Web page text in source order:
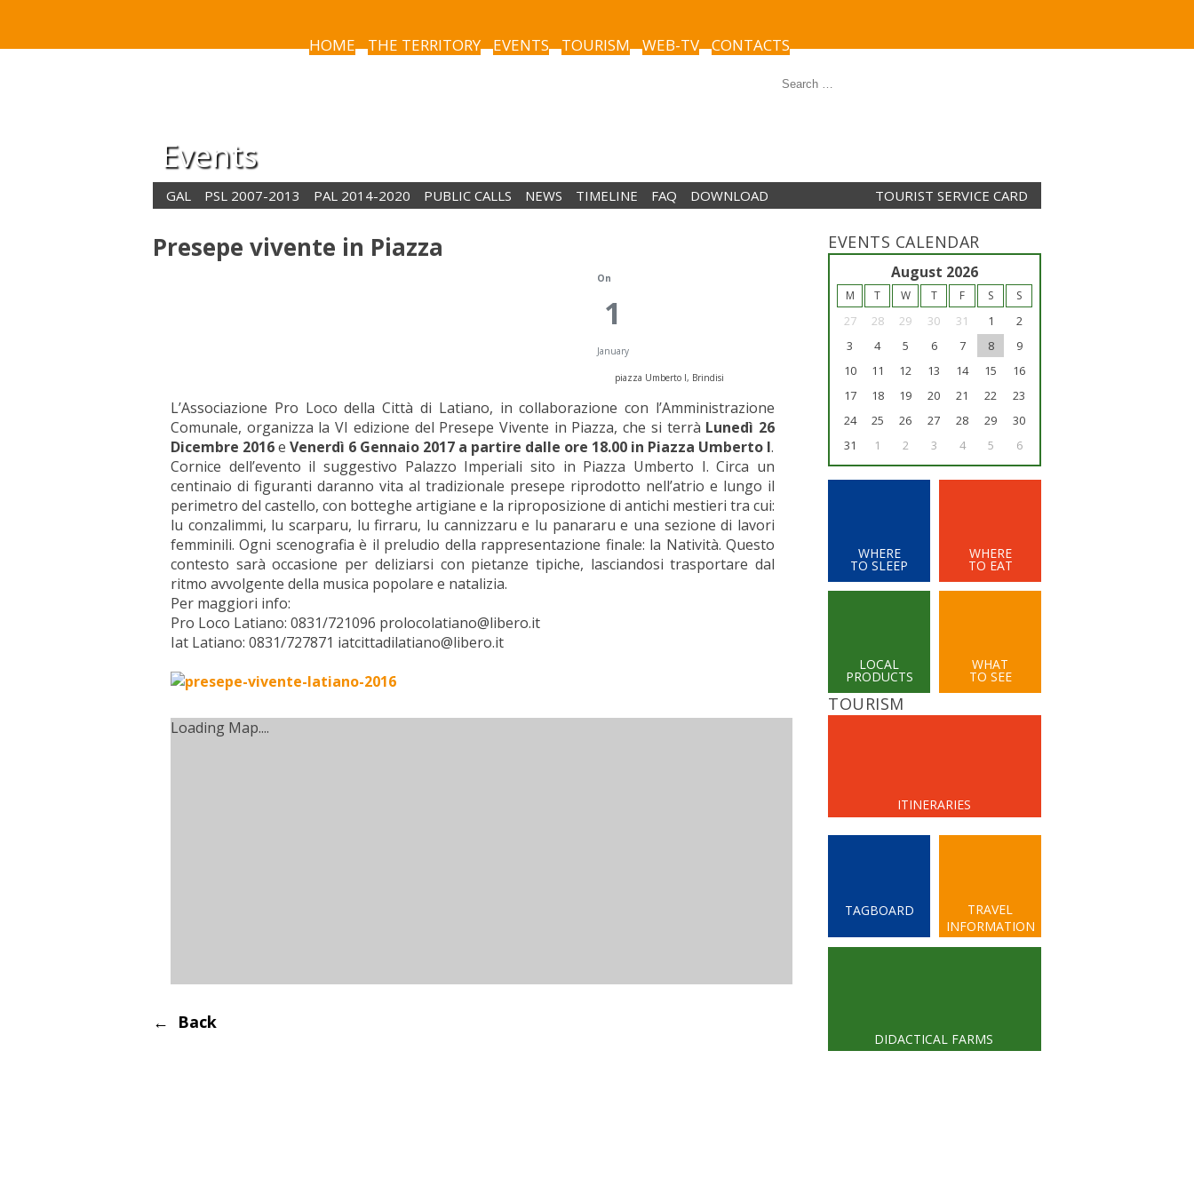
HOME THE TERRITORY EVENTS TOURISM WEB-TV CONTACTS
Events
GAL PSL 2007-2013 PAL 2014-2020 PUBLIC CALLS NEWS TIMELINE FAQ DOWNLOAD TOURIST SERVICE CARD
Presepe vivente in Piazza
On
1
January
piazza Umberto I, Brindisi
L’Associazione Pro Loco della Città di Latiano, in collaborazione con l’Amministrazione
Comunale, organizza la VI edizione del Presepe Vivente in Piazza, che si terrà Lunedì 26
Dicembre 2016e Venerdì 6 Gennaio 2017 a partire dalle ore 18.00 in Piazza Umberto I.
Cornice dell’evento il suggestivo Palazzo Imperiali sito in Piazza Umberto I. Circa un
centinaio di figuranti daranno vita al tradizionale presepe riprodotto nell’atrio e lungo il
perimetro del castello, con botteghe artigiane e la riproposizione di antichi mestieri tra cui:
lu conzalimmi, lu scarparu, lu firraru, lu cannizzaru e lu panararu e una sezione di lavori
femminili. Ogni scenografia è il preludio della rappresentazione finale: la Natività. Questo
contesto sarà occasione per deliziarsi con pietanze tipiche, lasciandosi trasportare dal
ritmo avvolgente della musica popolare e natalizia.
Per maggiori info:
Pro Loco Latiano: 0831/721096 prolocolatiano@libero.it
Iat Latiano: 0831/727871 iatcittadilatiano@libero.it
Loading Map....
← Back
EVENTS CALENDAR
August 2026
M T W T F S S
27 28 29 30 31 1
2
3
4 5 6 7 8
9
10
11 12 13 14 15
16
17
18 19 20 21 22
23
24
25 26 27 28 29
30
31
1 2 3 4 5 6
WHERE
TO SLEEP
WHERE
TO EAT
LOCAL
PRODUCTS
WHAT
TO SEE
TOURISM
ITINERARIES
TRAVEL
INFORMATION
TAGBOARD
DIDACTICAL FARMS